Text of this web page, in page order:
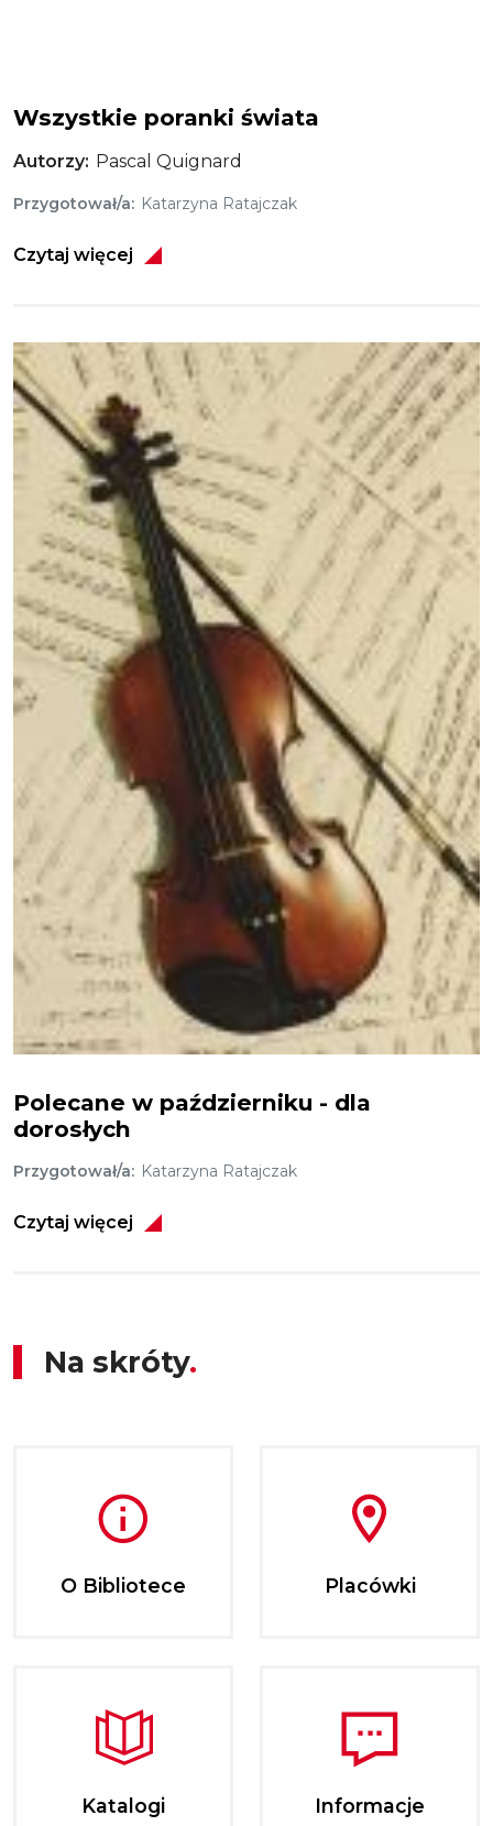
Wszystkie poranki świata
Autorzy Pascal Quignard
Przygotował/a Katarzyna Ratajczak
Czytaj więcej
Obraz
Polecane w październiku - dla
dorosłych
Przygotował/a Katarzyna Ratajczak
Czytaj więcej
Na skróty
O Bibliotece Placówki
Katalogi Informacje